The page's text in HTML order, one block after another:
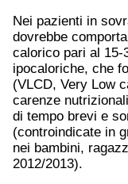
Nei pazienti in
dovrebbe
calorico pari al 15-
ipocaloriche, che
(VLCD, Very Low
carenze
di tempo brevi e
(controindicate in
nei bambini,
2012/2013).